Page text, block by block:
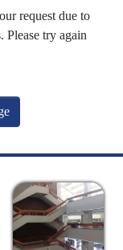
request due to
Please try again